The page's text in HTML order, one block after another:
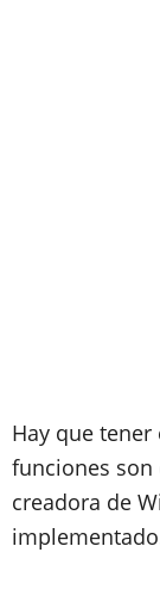
Hay que
funciones son
creadora de